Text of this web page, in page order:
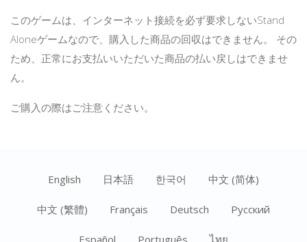
このゲームは、インターネット接続を必ず要求しないStand
Aloneゲームなので、購入した商品の回収はできません。 その
ため、正常にお支払いいただいた商品の払い戻しはできませ
ん。
ご購入の際はご注意ください。
English 日本語 한국어 中文 (简体)
中文 (繁體) Français Deutsch Ρусский